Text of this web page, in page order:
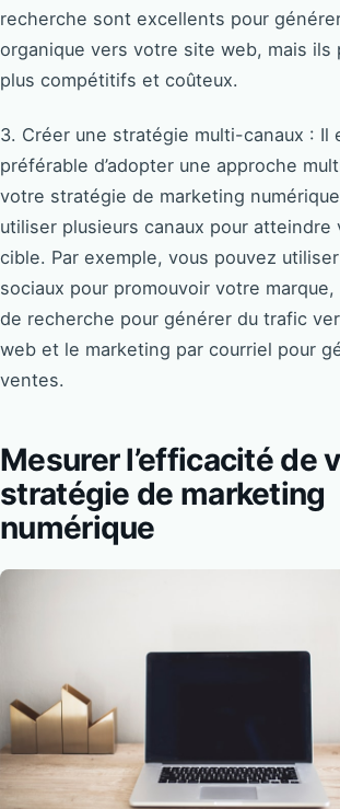
recherche sont excellents pour
organique vers votre site web, mais ils
plus compétitifs et coûteux.
3. Créer une stratégie multi-canaux : Il
préférable d’adopter une approche
votre stratégie de marketing
utiliser plusieurs canaux pour atteindre
cible. Par exemple, vous pouvez
sociaux pour promouvoir votre
de recherche pour générer du trafic
web et le marketing par courriel pour
ventes.
Mesurer l’efficacité de
stratégie de marketing
numérique